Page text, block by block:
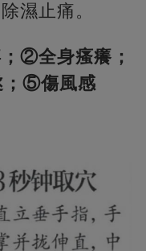
濕止痛。
②全身瘙癢；
⑤傷風感